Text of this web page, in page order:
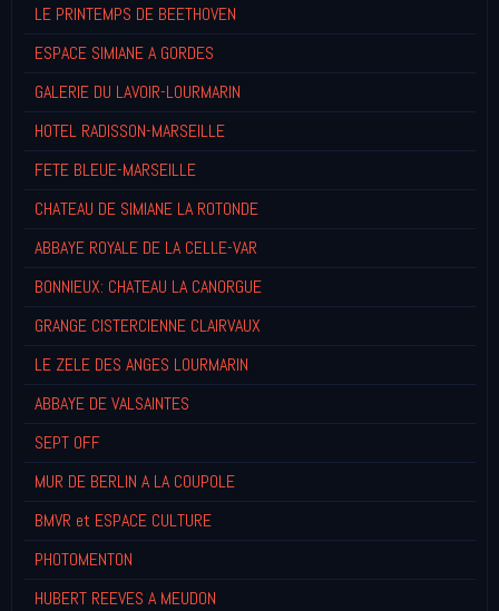
LE PRINTEMPS DE BEETHOVEN
ESPACE SIMIANE A GORDES
GALERIE DU LAVOIR-LOURMARIN
HOTEL RADISSON-MARSEILLE
FETE BLEUE-MARSEILLE
CHATEAU DE SIMIANE LA ROTONDE
ABBAYE ROYALE DE LA CELLE-VAR
BONNIEUX: CHATEAU LA CANORGUE
GRANGE CISTERCIENNE CLAIRVAUX
LE ZELE DES ANGES LOURMARIN
ABBAYE DE VALSAINTES
SEPT OFF
MUR DE BERLIN A LA COUPOLE
BMVR et ESPACE CULTURE
PHOTOMENTON
HUBERT REEVES A MEUDON